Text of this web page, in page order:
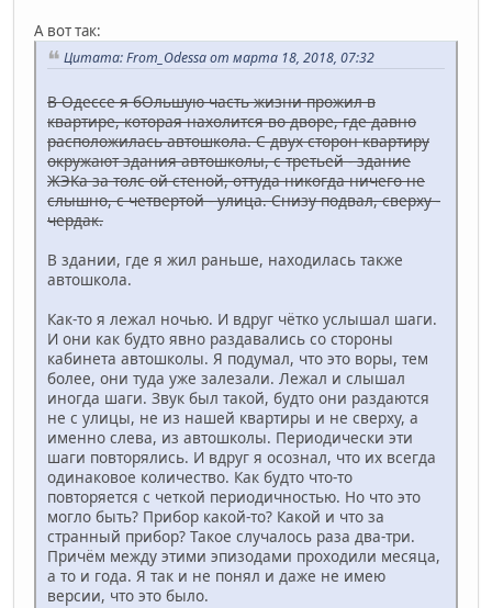
А вот так:
Цитата: From_Odessa от марта 18, 2018, 07:32
В Одессе я бОльшую часть жизни прожил в
квартире, которая нахолится во дворе, где давно
расположилась автошкола. С двух сторон квартиру
окружают здания автошколы, с третьей - здание
ЖЭКа за толс ой стеной, оттуда никогда ничего не
слышно, с четвертой - улица. Снизу подвал, сверху -
чердак.
В здании, где я жил раньше, находилась также
автошкола.
Как-то я лежал ночью. И вдруг чётко услышал шаги.
И они как будто явно раздавались со стороны
кабинета автошколы. Я подумал, что это воры, тем
более, они туда уже залезали. Лежал и слышал
иногда шаги. Звук был такой, будто они раздаются
не с улицы, не из нашей квартиры и не сверху, а
именно слева, из автошколы. Периодически эти
шаги повторялись. И вдруг я осознал, что их всегда
одинаковое количество. Как будто что-то
повторяется с четкой периодичностью. Но что это
могло быть? Прибор какой-то? Какой и что за
странный прибор? Такое случалось раза два-три.
Причём между этими эпизодами проходили месяца,
а то и года. Я так и не понял и даже не имею
версии, что это было.